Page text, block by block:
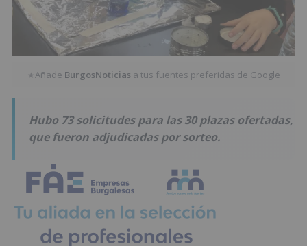
★Añade BurgosNoticias a tus fuentes preferidas de Google
Hubo 73 solicitudes para las 30 plazas ofertadas,
que fueron adjudicadas por sorteo.